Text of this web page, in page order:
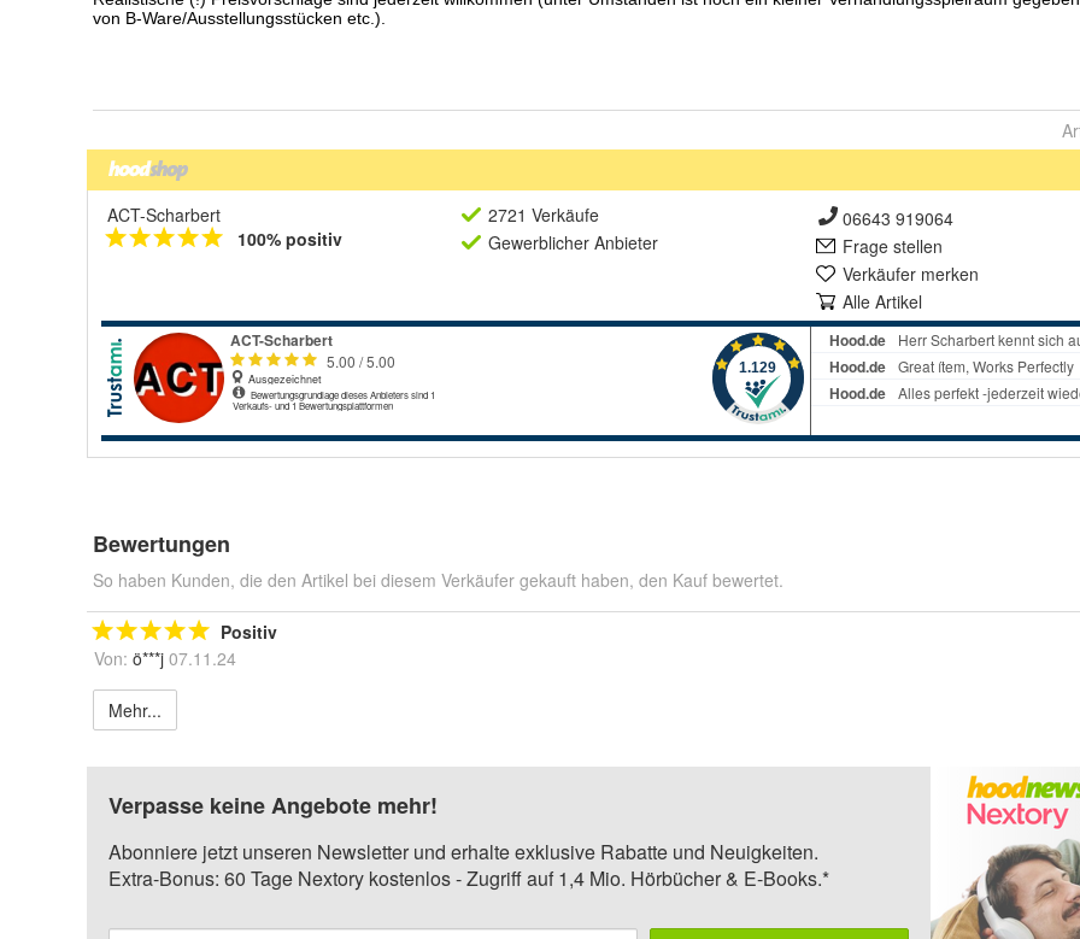
ACT-Scharbert
100% positiv
2721 Verkäufe
Gewerblicher Anbieter
06643 919064
Frage stellen
Verkäufer merken
Alle Artikel
Bewertungen
So haben Kunden, die den Artikel bei diesem Verkäufer gekauft haben, den Kauf bewertet.
Positiv
Von: ö***j 07.11.24
Mehr...
Verpasse keine Angebote mehr!
Abonniere jetzt unseren Newsletter und erhalte exklusive Rabatte und Neuigkeiten.
Extra-Bonus: 60 Tage Nextory kostenlos - Zugriff auf 1,4 Mio. Hörbücher & E-Books.*